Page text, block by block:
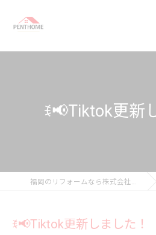
ꉂ📢Tiktok更新
福岡のリフォームなら株式会社ペントホーム
ꉂ📢Tiktok更新しました！